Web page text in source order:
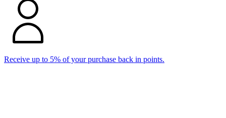
Receive up to 5% of your purchase back in points.